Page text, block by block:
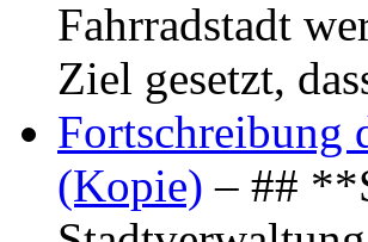
Fahrradstadt
Ziel gesetzt,
Fortschreibung
(Kopie) – ##